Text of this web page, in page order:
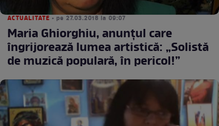
ACTUALITATE • pe 27.03.2018 la 09:07
Maria Ghiorghiu, anunțul care
îngrijorează lumea artistică: „Solistă
de muzică populară, în pericol!”